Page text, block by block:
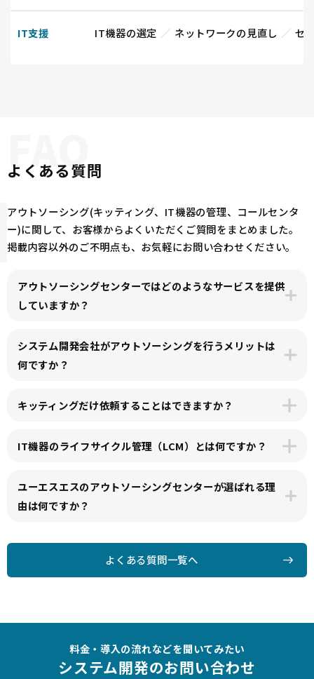
IT支援 IT機器の選定 ネットワークの見直し セ
よくある質問
アウトソーシング(キッティング、IT機器の管理、コールセンタ
ー)に関して、お客様からよくいただくご質問をまとめました。
掲載内容以外のご不明点も、お気軽にお問い合わせください。
アウトソーシングセンターではどのようなサービスを提供
していますか？
システム開発会社がアウトソーシングを行うメリットは
何ですか？
キッティングだけ依頼することはできますか？
IT機器のライフサイクル管理（LCM）とは何ですか？
ユーエスエスのアウトソーシングセンターが選ばれる理
由は何ですか？
よくある質問一覧へ
料金・導入の流れなどを聞いてみたい
システム開発のお問い合わせ